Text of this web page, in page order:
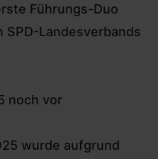
Führungs-Duo
Landesverbands
noch vor
wurde aufgrund